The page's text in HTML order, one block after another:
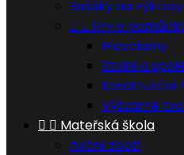
Sušáky na výkresy
  Hry a
Hlavolamy
Stolní a
Konstrukční
Výtvarné
  Mateřská škola
Akční zboží